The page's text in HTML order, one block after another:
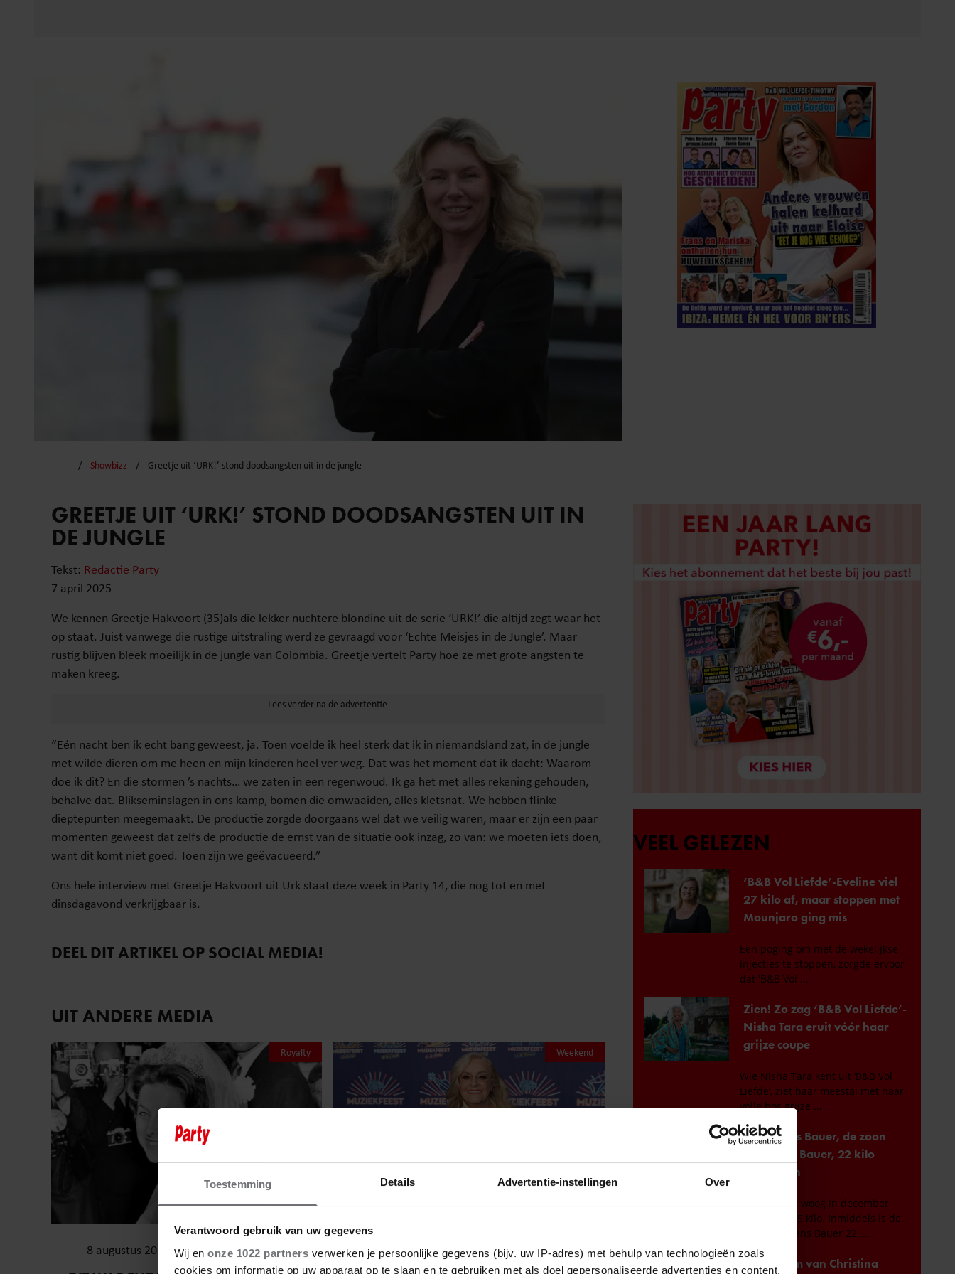
Toestemming Details Advertentie-instellingen Over
Verantwoord gebruik van uw gegevens
Wij en onze 1022 partners verwerken je persoonlijke gegevens (bijv. uw IP-adres) met behulp van technologieën zoals
cookies om informatie op uw apparaat op te slaan en te gebruiken met als doel gepersonaliseerde advertenties en content,
Showbizz Greetje uit ‘URK!’ stond doodsangsten uit in de jungle
GREETJE UIT ‘URK!’ STOND DOODSANGSTEN UIT IN
DE JUNGLE
Tekst: Redactie Party
7 april 2025
We kennen Greetje Hakvoort (35)als die lekker nuchtere blondine uit de serie ‘URK!’ die altijd zegt waar het
op staat. Juist vanwege die rustige uitstraling werd ze gevraagd voor ‘Echte Meisjes in de Jungle’. Maar
rustig blijven bleek moeilijk in de jungle van Colombia. Greetje vertelt Party hoe ze met grote angsten te
maken kreeg.
“Eén nacht ben ik echt bang geweest, ja. Toen voelde ik heel sterk dat ik in niemandsland zat, in de jungle
met wilde dieren om me heen en mijn kinderen heel ver weg. Dat was het moment dat ik dacht: Waarom
doe ik dit? En die stormen ’s nachts… we zaten in een regenwoud. Ik ga het met alles rekening gehouden,
behalve dat. Blikseminslagen in ons kamp, bomen die omwaaiden, alles kletsnat. We hebben flinke
dieptepunten meegemaakt. De productie zorgde doorgaans wel dat we veilig waren, maar er zijn een paar
momenten geweest dat zelfs de productie de ernst van de situatie ook inzag, zo van: we moeten iets doen,
want dit komt niet goed. Toen zijn we geëvacueerd.”
Ons hele interview met Greetje Hakvoort uit Urk staat deze week in Party 14, die nog tot en met
dinsdagavond verkrijgbaar is.
DEEL DIT ARTIKEL OP SOCIAL MEDIA!
UIT ANDERE MEDIA
Royalty
8 augustus 2026
Weekend
8 augustus 2026